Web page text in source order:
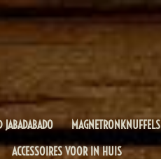
JABADABADO
MAGNETRONKNUFFELS
ACCESSOIRES VOOR IN HUIS